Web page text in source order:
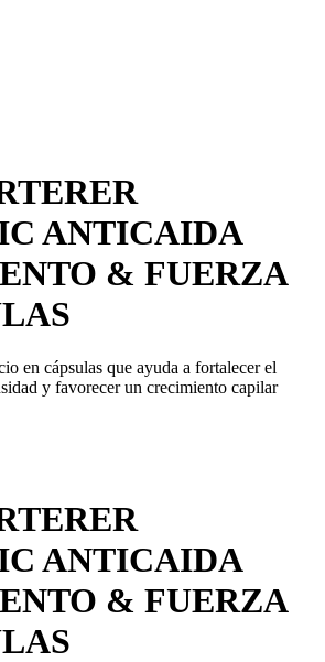
ANTICAIDA
& FUERZA
en cápsulas que ayuda a fortalecer el
y favorecer un crecimiento capilar
ANTICAIDA
& FUERZA